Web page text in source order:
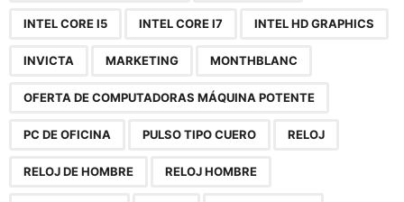
INTEL CORE I5 INTEL CORE I7 INTEL HD GRAPHICS
INVICTA MARKETING MONTHBLANC
OFERTA DE COMPUTADORAS MÁQUINA POTENTE
PC DE OFICINA PULSO TIPO CUERO RELOJ
RELOJ DE HOMBRE RELOJ HOMBRE